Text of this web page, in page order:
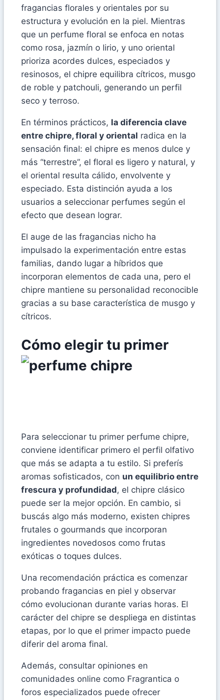
fragancias florales y orientales por su
estructura y evolución en la piel. Mientras
que un perfume floral se enfoca en notas
como rosa, jazmín o lirio, y uno oriental
prioriza acordes dulces, especiados y
resinosos, el chipre equilibra cítricos, musgo
de roble y patchouli, generando un perfil
seco y terroso.
En términos prácticos, la diferencia clave
entre chipre, floral y oriental radica en la
sensación final: el chipre es menos dulce y
más “terrestre”, el floral es ligero y natural, y
el oriental resulta cálido, envolvente y
especiado. Esta distinción ayuda a los
usuarios a seleccionar perfumes según el
efecto que desean lograr.
El auge de las fragancias nicho ha
impulsado la experimentación entre estas
familias, dando lugar a híbridos que
incorporan elementos de cada una, pero el
chipre mantiene su personalidad reconocible
gracias a su base característica de musgo y
cítricos.
Cómo elegir tu primer
Para seleccionar tu primer perfume chipre,
conviene identificar primero el perfil olfativo
que más se adapta a tu estilo. Si preferís
aromas sofisticados, con un equilibrio entre
frescura y profundidad, el chipre clásico
puede ser la mejor opción. En cambio, si
buscás algo más moderno, existen chipres
frutales o gourmands que incorporan
ingredientes novedosos como frutas
exóticas o toques dulces.
Una recomendación práctica es comenzar
probando fragancias en piel y observar
cómo evolucionan durante varias horas. El
carácter del chipre se despliega en distintas
etapas, por lo que el primer impacto puede
diferir del aroma final.
Además, consultar opiniones en
comunidades online como Fragrantica o
foros especializados puede ofrecer